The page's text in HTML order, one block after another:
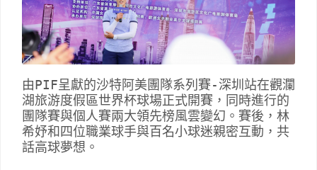
由PIF呈獻的沙特阿美團隊系列賽-深圳站在觀瀾
湖旅游度假區世界杯球場正式開賽，同時進行的
團隊賽與個人賽兩大領先榜風雲變幻。賽後，林
希妤和四位職業球手與百名小球迷親密互動，共
話高球夢想。